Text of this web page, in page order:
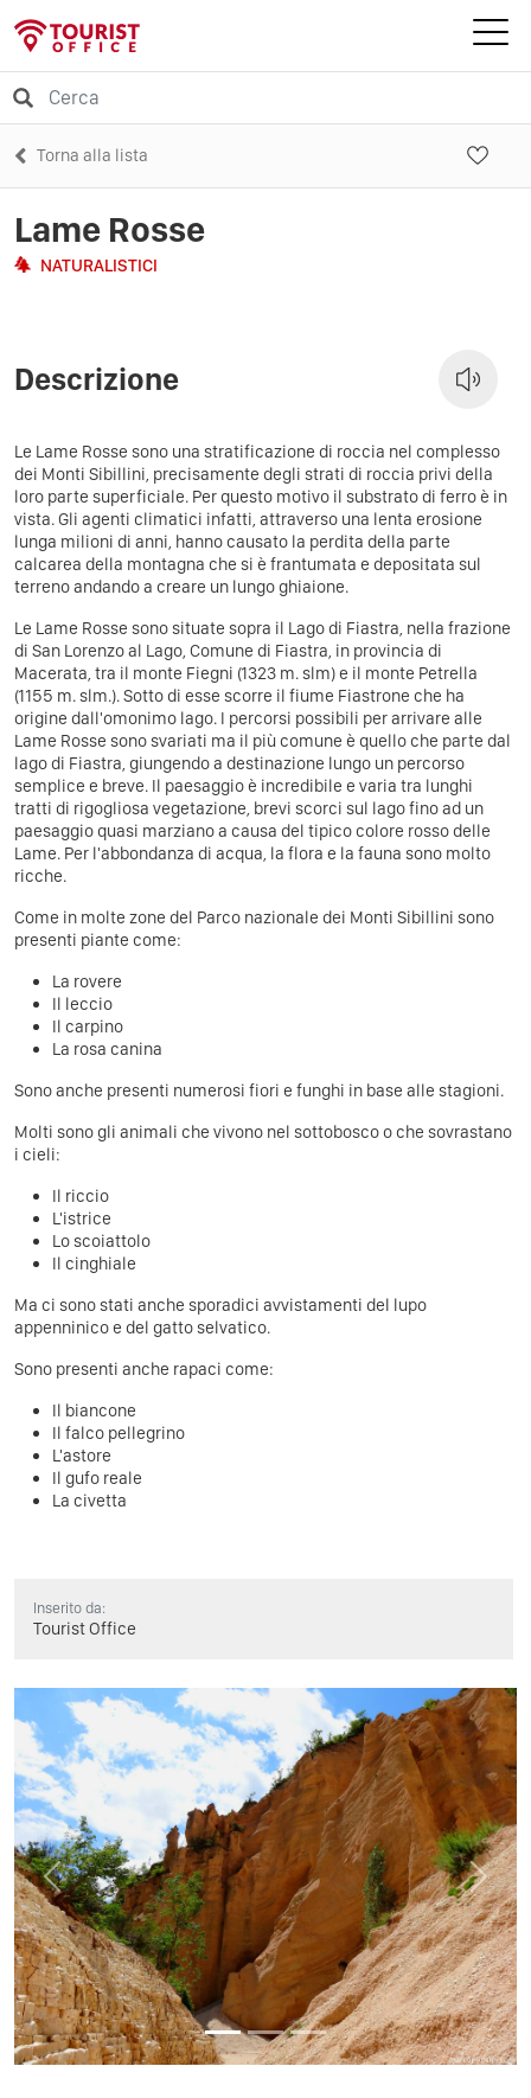
Torna alla lista
Lame Rosse
NATURALISTICI
Descrizione
Le Lame Rosse sono una stratificazione di roccia nel complesso
dei Monti Sibillini, precisamente degli strati di roccia privi della
loro parte superficiale. Per questo motivo il substrato di ferro è in
vista. Gli agenti climatici infatti, attraverso una lenta erosione
lunga milioni di anni, hanno causato la perdita della parte
calcarea della montagna che si è frantumata e depositata sul
terreno andando a creare un lungo ghiaione.
Le Lame Rosse sono situate sopra il Lago di Fiastra, nella frazione
di San Lorenzo al Lago, Comune di Fiastra, in provincia di
Macerata, tra il monte Fiegni (1323 m. slm) e il monte Petrella
(1155 m. slm.). Sotto di esse scorre il fiume Fiastrone che ha
origine dall'omonimo lago. I percorsi possibili per arrivare alle
Lame Rosse sono svariati ma il più comune è quello che parte dal
lago di Fiastra, giungendo a destinazione lungo un percorso
semplice e breve. Il paesaggio è incredibile e varia tra lunghi
tratti di rigogliosa vegetazione, brevi scorci sul lago fino ad un
paesaggio quasi marziano a causa del tipico colore rosso delle
Lame. Per l'abbondanza di acqua, la flora e la fauna sono molto
ricche.
Come in molte zone del Parco nazionale dei Monti Sibillini sono
presenti piante come:
La rovere
Il leccio
Il carpino
La rosa canina
Sono anche presenti numerosi fiori e funghi in base alle stagioni.
Molti sono gli animali che vivono nel sottobosco o che sovrastano
i cieli:
Il riccio
L'istrice
Lo scoiattolo
Il cinghiale
Ma ci sono stati anche sporadici avvistamenti del lupo
appenninico e del gatto selvatico.
Sono presenti anche rapaci come:
Il biancone
Il falco pellegrino
L'astore
Il gufo reale
La civetta
Inserito da:
Tourist Office
Previous Next